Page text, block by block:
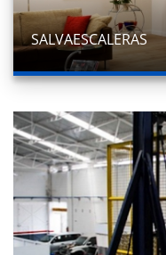
SALVAESCALERAS